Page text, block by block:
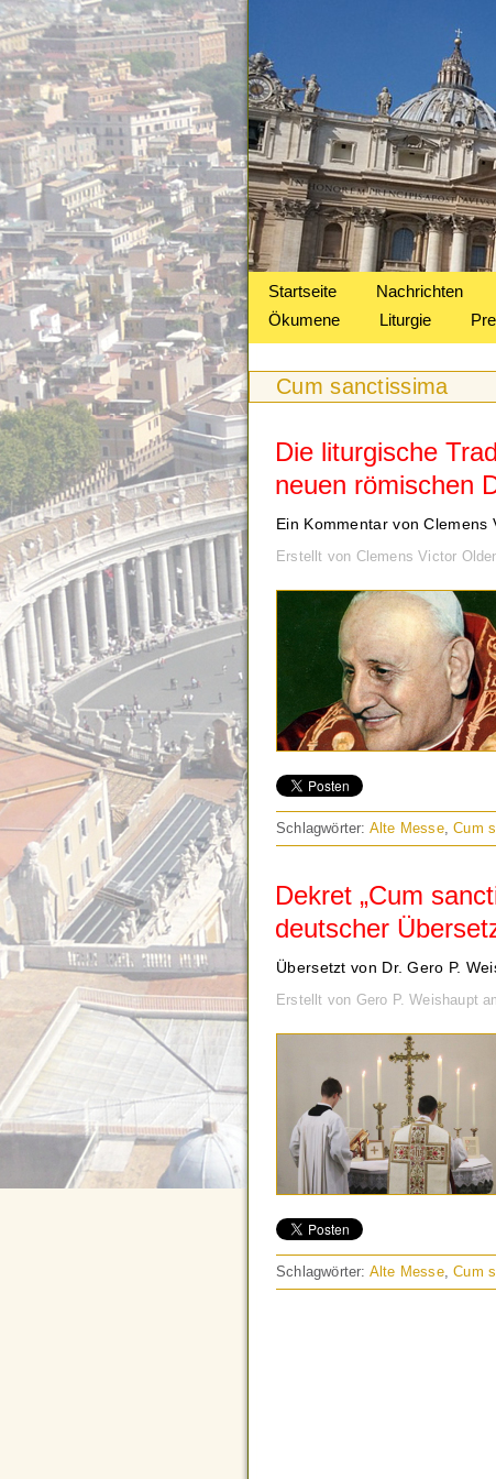
Startseite Nachrichten
Ökumene
Liturgie
Cum sanctissima
Die liturgische
neuen römischen
Ein Kommentar von Clemens
Erstellt von Clemens Victor
Schlagwörter: Alte Messe,Cum
Dekret „Cum
deutscher
Übersetzt von Dr. Gero P.
Erstellt von Gero P. Weishaupt
Schlagwörter: Alte Messe,Cum